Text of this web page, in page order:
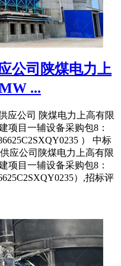
公司陕煤电力上
...
应公司 陕煤电力上高有限
项目一辅设备采购包8：
） 中标
应公司陕煤电力上高有限
项目一辅设备采购包8：
）,招标评